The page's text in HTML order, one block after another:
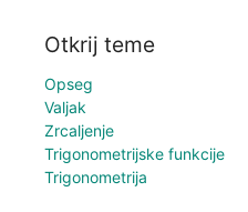
Otkrij teme
Opseg
Valjak
Zrcaljenje
Trigonometrijske funkcije
Trigonometrija